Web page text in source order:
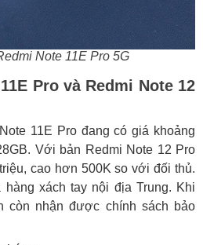
Note 11E Pro 5G
Pro và Redmi Note 12
11E Pro đang có giá khoảng
Với bản Redmi Note 12 Pro
cao hơn 500K so với đối thủ.
xách tay nội địa Trung. Khi
còn nhận được chính sách bảo